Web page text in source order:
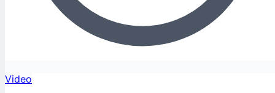
Video